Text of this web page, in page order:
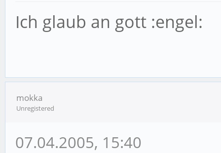
Ich glaub an gott :engel:
mokka
Unregistered
07.04.2005, 15:40